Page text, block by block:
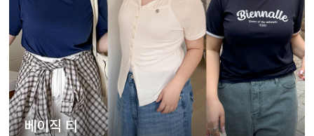
베이직 티